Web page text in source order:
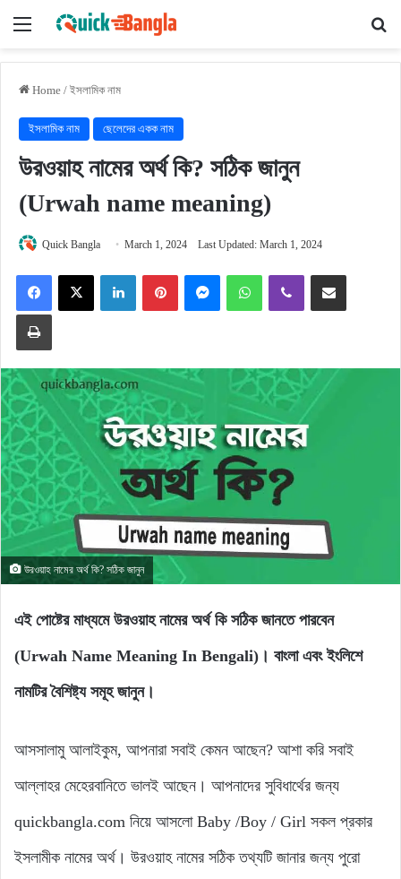
Menu
Home / ইসলামিক নাম
ইসলামিক নাম ছেলেদের একক নাম
উরওয়াহ নামের অর্থ কি? সঠিক জানুন
(Urwah name meaning)
Quick Bangla March 1, 2024 Last Updated: March 1, 2024
FacebookX LinkedInPinterestMessengerWhatsAppViber Share via Email
Print
উরওয়াহ নামের অর্থ কি? সঠিক জানুন
এই পোষ্টের মাধ্যমে উরওয়াহ নামের অর্থ কি সঠিক জানতে পারবেন
(Urwah Name Meaning In Bengali)। বাংলা এবং ইংলিশে
নামটির বৈশিষ্ট্য সমূহ জানুন।
আসসালামু আলাইকুম, আপনারা সবাই কেমন আছেন? আশা করি সবাই
আল্লাহর মেহেরবানিতে ভালই আছেন। আপনাদের সুবিধার্থের জন্য
quickbangla.com নিয়ে আসলো Baby /Boy / Girl সকল প্রকার
ইসলামীক নামের অর্থ। উরওয়াহ নামের সঠিক তথ্যটি জানার জন্য পুরো